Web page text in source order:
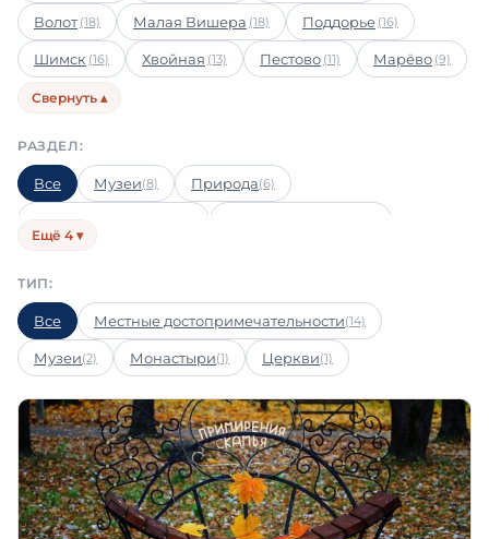
Волот (18) Малая Вишера (18) Поддорье (16)
Шимск (16) Хвойная (13) Пестово (11) Марёво (9)
Свернуть ▴
РАЗДЕЛ:
Все Музеи(8) Природа(6)
Ещё 4 ▾
ТИП:
Все Местные достопримечательности(14)
Музеи(2) Монастыри(1) Церкви(1)